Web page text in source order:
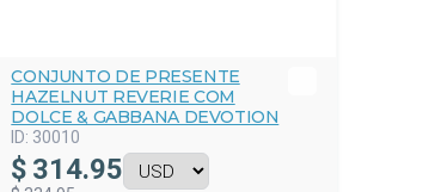
CONJUNTO DE PRESENTE
HAZELNUT REVERIE COM
DOLCE & GABBANA DEVOTION
ID: 30010
$ 314.95